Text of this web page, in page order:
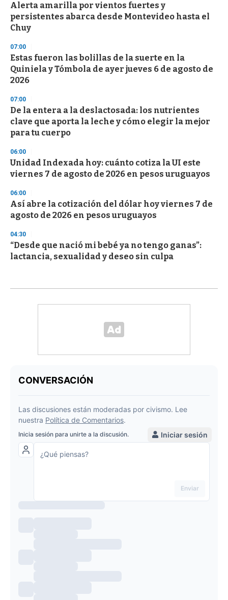
Alerta amarilla por vientos fuertes y
persistentes abarca desde Montevideo hasta el
Chuy
07:00
Estas fueron las bolillas de la suerte en la
Quiniela y Tómbola de ayer jueves 6 de agosto de
2026
07:00
De la entera a la deslactosada: los nutrientes
clave que aporta la leche y cómo elegir la mejor
para tu cuerpo
06:00
Unidad Indexada hoy: cuánto cotiza la UI este
viernes 7 de agosto de 2026 en pesos uruguayos
06:00
Así abre la cotización del dólar hoy viernes 7 de
agosto de 2026 en pesos uruguayos
04:30
“Desde que nació mi bebé ya no tengo ganas”:
lactancia, sexualidad y deseo sin culpa